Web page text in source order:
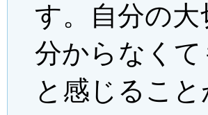
す。自分の
分からなく
と感じるこ